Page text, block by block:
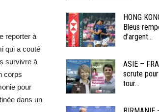
reporter à
qui a couté
survivre à
corps
pour
dans un
HONG
Bleus
d’argent...
ASIE –
scrute
tour...